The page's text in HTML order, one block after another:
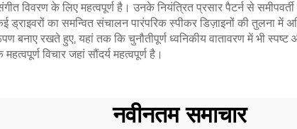
विवरण के लिए महत्वपूर्ण है। उनके नियंत्रित प्रसार पैटर्न से
ड्राइवरों का समन्वित संचालन पारंपरिक स्पीकर डिज़ाइनों की तुलना
बनाए रखते हुए, यहां तक कि चुनौतीपूर्ण ध्वनिकीय वातावरण में भी
विचार जहां सौंदर्य महत्वपूर्ण है।
नवीनतम समाचार